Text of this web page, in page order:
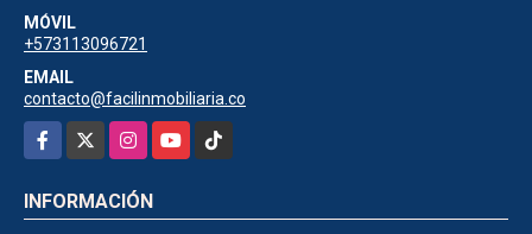
MÓVIL
+573113096721
EMAIL
contacto@facilinmobiliaria.co
Facebook
InstagramYouTubeTikTok
INFORMACIÓN